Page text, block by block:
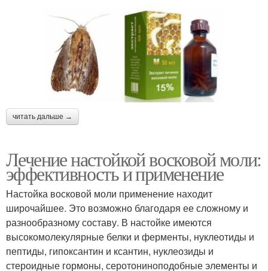
читать дальше →
Лечение настойкой восковой моли:
эффективность и применение
Настойка восковой моли применение находит
широчайшее. Это возможно благодаря ее сложному и
разнообразному составу. В настойке имеются
высокомолекулярные белки и ферменты, нуклеотиды и
пептиды, гипоксантин и ксантин, нуклеозиды и
стероидные гормоны, серотониноподобные элементы и